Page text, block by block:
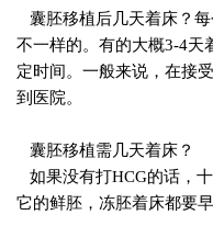
囊胚移植后几天着床？
不一样的。有的大概3-4天
定时间。一般来说，在接
到医院。
囊胚移植需几天着床？
如果没有打HCG的话，
它的鲜胚，冻胚着床都要